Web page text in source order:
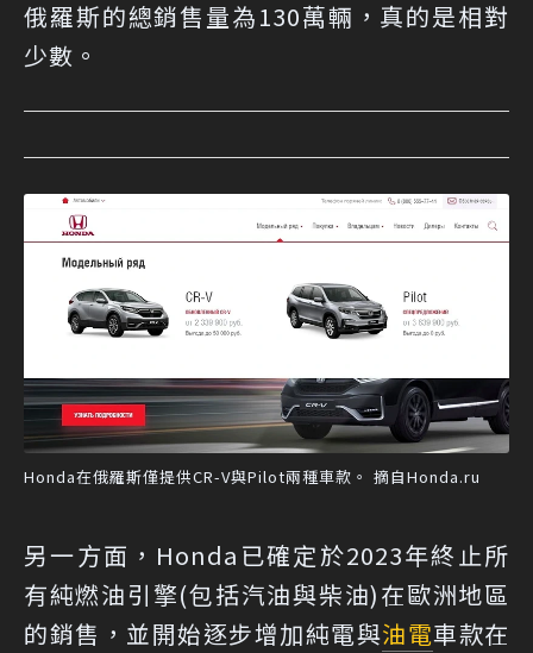
俄羅斯的總銷售量為130萬輛，真的是相對
少數。
Honda在俄羅斯僅提供CR-V與Pilot兩種車款。 摘自Honda.ru
另一方面，Honda已確定於2023年終止所
有純燃油引擎(包括汽油與柴油)在歐洲地區
的銷售，並開始逐步增加純電與油電車款在